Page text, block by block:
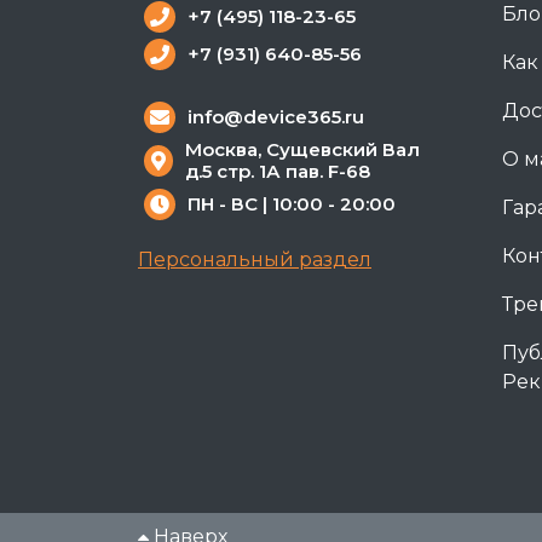
О
+7 (495) 118-23-65
+7 (931) 640-85-56
info@device365.ru
Москва, Сущевский Вал
д.5 стр. 1А пав. F-68
ПН - ВС | 10:00 - 20:00
Персональный раздел
Наверх